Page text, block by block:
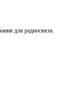
для радиосвязи.